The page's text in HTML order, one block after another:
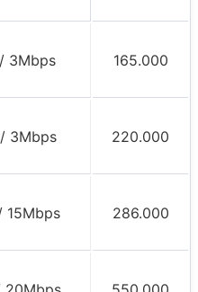
3Mbps 165.000
3Mbps 220.000
15Mbps 286.000